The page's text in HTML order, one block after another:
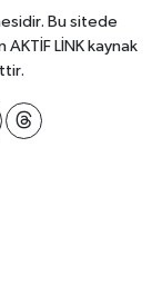
Bu sitede
LİNK kaynak